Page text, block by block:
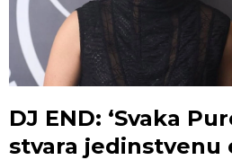
DJ END: ‘Svaka
stvara jedinstvenu